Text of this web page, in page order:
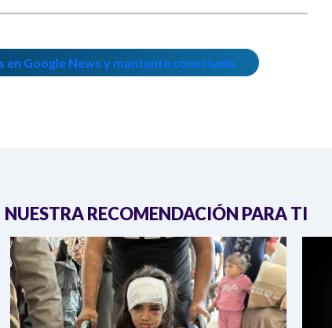
en Google News y mantente conectado
NUESTRA RECOMENDACIÓN PARA TI